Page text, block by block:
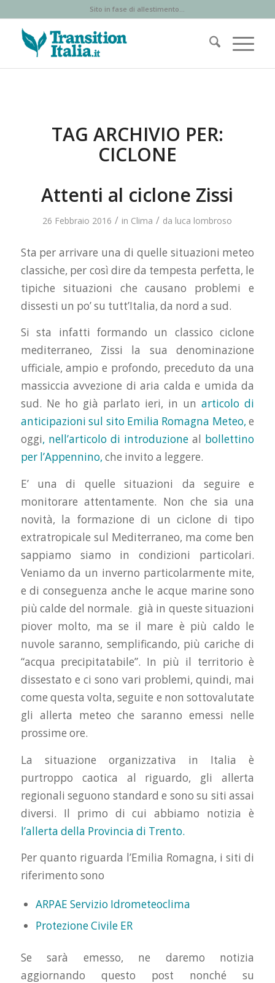
Sito in fase di allestimento...
TAG ARCHIVIO PER:
CICLONE
Attenti al ciclone Zissi
26 Febbraio 2016 / in Clima / da luca lombroso
Sta per arrivare una di quelle situazioni meteo
classiche, per così dire da tempesta perfetta, le
tipiche situazioni che causano problemi e
dissesti un po’ su tutt’Italia, da nord a sud.
Si sta infatti formando un classico ciclone
mediterraneo, Zissi la sua denominazione
ufficiale, ampio e profondo, preceduto da una
massiccia avvezione di aria calda e umida da
sud. Ne ho già parlato ieri, in unarticolo di
anticipazioni sul sito Emilia Romagna Meteo, e
oggi, nell’articolo di introduzione al bollettino
per l’Appennino, che invito a leggere.
E’ una di quelle situazioni da seguire e
monitorare attentamente. Non che sia una
novità, la formazione di un ciclone di tipo
extratropicale sul Mediterraneo, ma come ben
sappiamo siamo in condizioni particolari.
Veniamo da un inverno particolarmente mite,
e di conseguenza anche le acque marine sono
più calde del normale. già in queste situazioni
piover molto, ma se il mare è più caldo le
nuvole saranno, semplificando, più cariche di
“acqua precipitatabile”. In più il territorio è
dissestato e ci sono vari problemi, quindi, mai
come questa volta, seguite e non sottovalutate
gli allerta meteo che saranno emessi nelle
prossime ore.
La situazione organizzativa in Italia è
purtroppo caotica al riguardo, gli allerta
regionali seguono standard e sono su siti assai
diversi. Il primo di cui abbiamo notizia è
l’allerta della Provincia di Trento.
Per quanto riguarda l’Emilia Romagna, i siti di
riferimento sono
ARPAE Servizio Idrometeoclima
Protezione Civile ER
Se sarà emesso, ne daremo notizia
aggiornando questo post nonché su